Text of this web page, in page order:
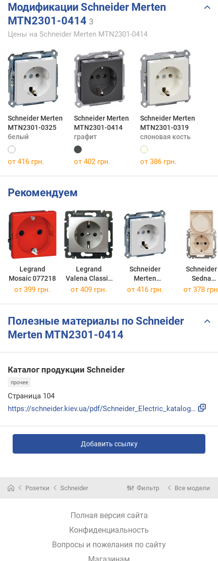
Модификации Schneider Merten
MTN2301-0414 3
Цены на Schneider Merten MTN2301-0414
Schneider Merten
MTN2301-0325
белый
Schneider Merten
MTN2301-0414
графит
Schneider Merten
MTN2301-0319
слоновая кость
от 416 грн. от 402 грн. от 386 грн.
Рекомендуем
Legrand
Mosaic 077218
Legrand
Valena Classic
770120
Schneider
Merten
MTN2301-0325
Schneider
Sedna
от 399 грн. от 409 грн. от 416 грн. от 378
Полезные материалы по Schneider
Merten MTN2301-0414
Каталог продукции Schneider
прочее
Страница 104
https://schneider.kiev.ua/pdf/Schneider_Electric_katalog_ME...
Добавить ссылку
Розетки Schneider Фильтр Все модели
Полная версия сайта
Конфиденциальность
Вопросы и пожелания по сайту